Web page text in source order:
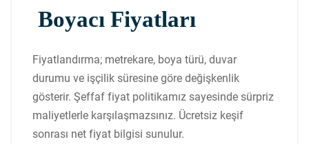
Boyacı Fiyatları
Fiyatlandırma; metrekare, boya türü, duvar
durumu ve işçilik süresine göre değişkenlik
gösterir. Şeffaf fiyat politikamız sayesinde sürpriz
maliyetlerle karşılaşmazsınız. Ücretsiz keşif
sonrası net fiyat bilgisi sunulur.